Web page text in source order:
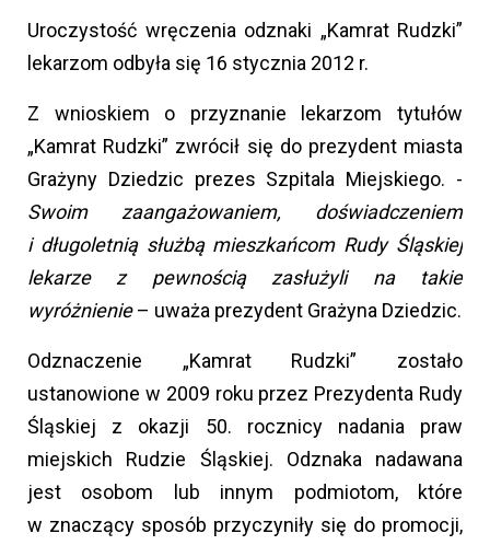
Uroczystość wręczenia odznaki „Kamrat Rudzki”
lekarzom odbyła się 16 stycznia 2012 r.
Z wnioskiem o przyznanie lekarzom tytułów
„Kamrat Rudzki” zwrócił się do prezydent miasta
Grażyny Dziedzic prezes Szpitala Miejskiego. -
Swoim zaangażowaniem, doświadczeniem
i długoletnią służbą mieszkańcom Rudy Śląskiej
lekarze z pewnością zasłużyli na takie
wyróżnienie– uważa prezydent Grażyna Dziedzic.
Odznaczenie „Kamrat Rudzki” zostało
ustanowione w 2009 roku przez Prezydenta Rudy
Śląskiej z okazji 50. rocznicy nadania praw
miejskich Rudzie Śląskiej. Odznaka nadawana
jest osobom lub innym podmiotom, które
w znaczący sposób przyczyniły się do promocji,